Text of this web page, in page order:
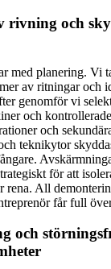
rivning och
med planering. Vi
av ritningar och
genomför vi
och
och
teknikytor
för att
rena. All
får full
och